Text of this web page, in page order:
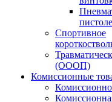
Спортивное
(ОООП)
Комиссионные